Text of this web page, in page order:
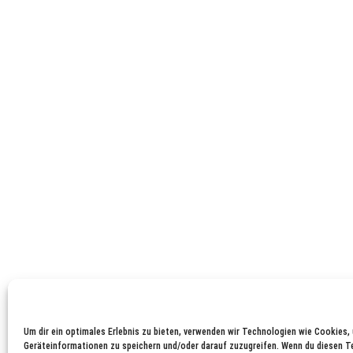
Um dir ein optimales Erlebnis zu bieten, verwenden wir Technologien wie Cookies,
Geräteinformationen zu speichern und/oder darauf zuzugreifen. Wenn du diesen